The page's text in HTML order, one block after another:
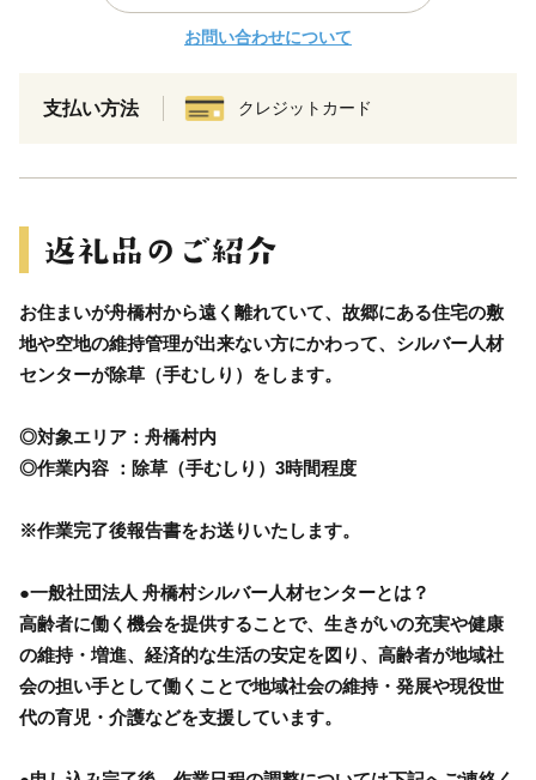
お問い合わせについて
支払い方法 クレジットカード
お住まいが舟橋村から遠く離れていて、故郷にある住宅の敷
地や空地の維持管理が出来ない方にかわって、シルバー人材
センターが除草（手むしり）をします。
◎対象エリア：舟橋村内
◎作業内容 ：除草（手むしり）3時間程度
※作業完了後報告書をお送りいたします。
●一般社団法人 舟橋村シルバー人材センターとは？
高齢者に働く機会を提供することで、生きがいの充実や健康
の維持・増進、経済的な生活の安定を図り、高齢者が地域社
会の担い手として働くことで地域社会の維持・発展や現役世
代の育児・介護などを支援しています。